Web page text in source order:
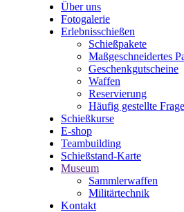
Über uns
Fotogalerie
Erlebnisschießen
Schießpakete
Maßgeschneidertes
Geschenkgutscheine
Waffen
Reservierung
Häufig gestellte
Schießkurse
E-shop
Teambuilding
Schießstand-Karte
Museum
Sammlerwaffen
Militärtechnik
Kontakt